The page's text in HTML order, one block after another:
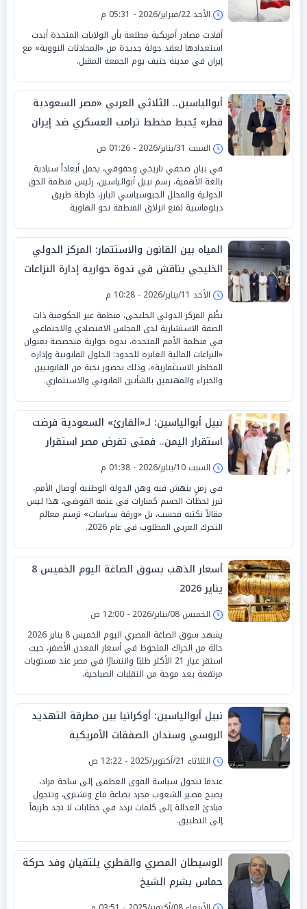
الأحد 22/فبراير/2026 - 05:31 م
أفادت مصادر أمريكية مطلعة بأن الولايات المتحدة أبدت
استعدادها لعقد جولة جديدة من «المحادثات النووية» مع
إيران في مدينة جنيف يوم الجمعة المقبل.
أبوالياسين.. الثلاثي العربي «مصر السعودية
قطر» يُحبط مخطط ترامب العسكري ضد إيران
السبت 31/يناير/2026 - 01:26 ص
في بيان صحفي تاريخي وحقوقي، يحمل أبعاداً سيادية
بالغة الأهمية، رسم نبيل أبوالياسين، رئيس منظمة الحق
الدولية والمحلل الجيوسياسي البارز، خارطة طريق
دبلوماسية لمنع انزلاق المنطقة نحو الهاوية
المياه بين القانون والاستثمار: المركز الدولي
الخليجي يناقش في ندوة حوارية إدارة النزاعات
المائية العابرة للحدود
الأحد 11/يناير/2026 - 10:28 م
نظّم المركز الدولي الخليجي، منظمة غير الحكومية ذات
الصفة الاستشارية لدى المجلس الاقتصادي والاجتماعي
في منظمة الأمم المتحدة، ندوة حوارية متخصصة بعنوان
«النزاعات المائية العابرة للحدود: الحلول القانونية وإدارة
المخاطر الاستثمارية»، وذلك بحضور نخبة من القانونيين
والخبراء والمهتمين بالشأنين القانوني والاستثماري.
نبيل أبوالياسين: لـ«القارئ» السعودية فرضت
استقرار اليمن.. فمتى تفرض مصر استقرار
السودان؟
السبت 10/يناير/2026 - 01:38 م
في زمنٍ ينهش فيه وهن الدولة الوطنية أوصال الأمم،
تبرز لحظات الحسم كمنارات في عتمة الفوضى، هذا ليس
مقالاً نكتبه فحسب، بل «ورقة سياسات» ترسم معالم
التحرك العربي المطلوب في عام 2026.
أسعار الذهب بسوق الصاغة اليوم الخميس 8
يناير 2026
الخميس 08/يناير/2026 - 12:00 ص
يشهد سوق الصاغة المصري اليوم الخميس 8 يناير 2026
حالة من الحراك الملحوظ في أسعار المعدن الأصفر، حيث
استقر عيار 21 الأكثر طلبًا وانتشارًا في مصر عند مستويات
مرتفعة بعد موجة من التقلبات الصباحية.
نبيل أبوالياسين: أوكرانيا بين مطرقة التهديد
الروسي وسندان الصفقات الأمريكية
الثلاثاء 21/أكتوبر/2025 - 12:22 ص
عندما تتحول سياسة القوى العظمى إلى ساحة مزاد،
يصبح مصير الشعوب مجرد بضاعة تباع وتشترى، وتتحول
مبادئ العدالة إلى كلمات تردد في خطابات لا تجد طريقاً
إلى التطبيق.
الوسيطان المصري والقطري يلتقيان وفد حركة
حماس بشرم الشيخ